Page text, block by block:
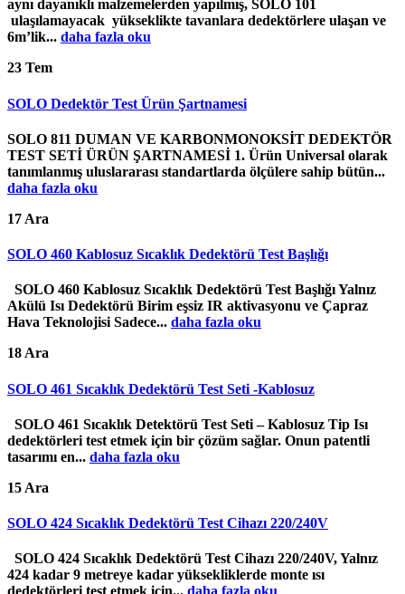
aynı dayanıklı malzemelerden yapılmış, SOLO 101
ulaşılamayacak yükseklikte tavanlara dedektörlere ulaşan ve
6m’lik... daha fazla oku
23 Tem
SOLO Dedektör Test Ürün Şartnamesi
SOLO 811 DUMAN VE KARBONMONOKSİT DEDEKTÖR
TEST SETİ ÜRÜN ŞARTNAMESİ 1. Ürün Universal olarak
tanımlanmış uluslararası standartlarda ölçülere sahip bütün...
daha fazla oku
17 Ara
SOLO 460 Kablosuz Sıcaklık Dedektörü Test Başlığı
SOLO 460 Kablosuz Sıcaklık Dedektörü Test Başlığı Yalnız
Akülü Isı Dedektörü Birim eşsiz IR aktivasyonu ve Çapraz
Hava Teknolojisi Sadece... daha fazla oku
18 Ara
SOLO 461 Sıcaklık Dedektörü Test Seti -Kablosuz
SOLO 461 Sıcaklık Detektörü Test Seti – Kablosuz Tip Isı
dedektörleri test etmek için bir çözüm sağlar. Onun patentli
tasarımı en... daha fazla oku
15 Ara
SOLO 424 Sıcaklık Dedektörü Test Cihazı 220/240V
SOLO 424 Sıcaklık Dedektörü Test Cihazı 220/240V, Yalnız
424 kadar 9 metreye kadar yüksekliklerde monte ısı